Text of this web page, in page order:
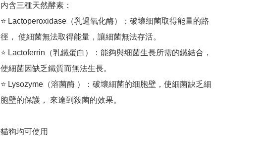
内含三種天然酵素：
⭐️ Lactoperoxidase（乳過氧化酶）：破壞细菌取得能量的路
徑， 使細菌無法取得能量，讓細菌無法存活。
⭐️ Lactoferrin（乳鐵蛋白）：能夠與细菌生長所需的鐵結合，
使細菌因缺乏鐵質而無法生長。
⭐️ Lysozyme（溶菌酶 ）：破壞細菌的细胞壁，使細菌缺乏細
胞壁的保護， 來達到殺菌的效果。
貓狗均可使用